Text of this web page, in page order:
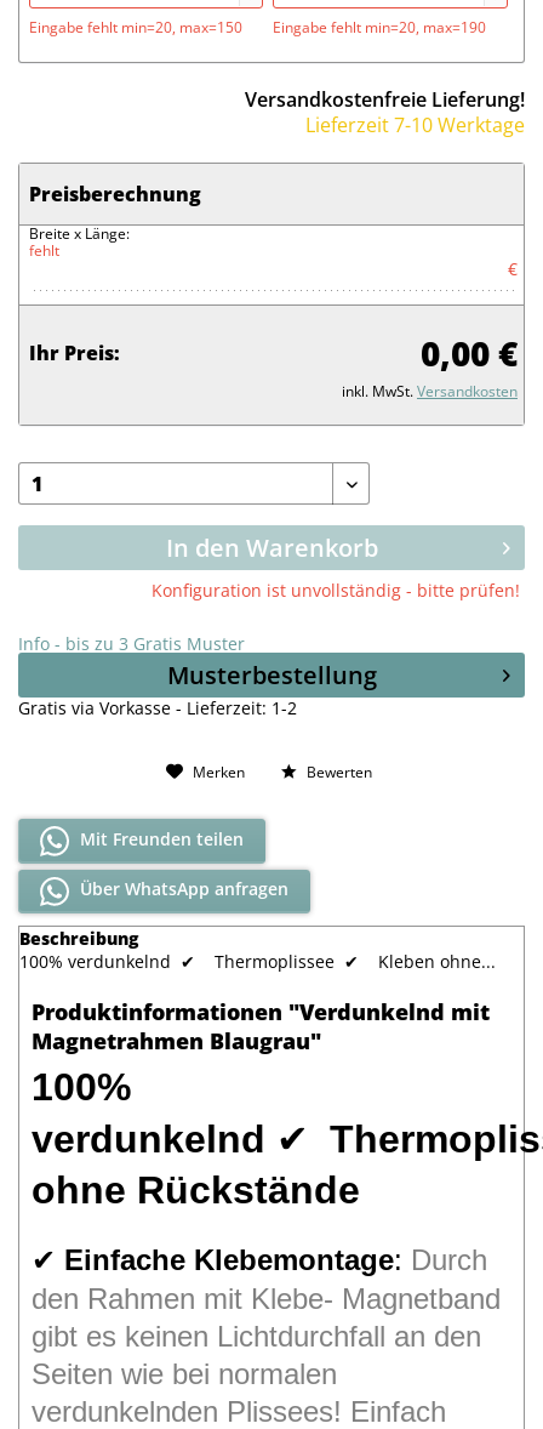
Eingabe fehlt min=20, max=150 Eingabe fehlt min=20, max=190
Versandkostenfreie Lieferung!
Lieferzeit 7-10 Werktage
Preisberechnung
Breite x Länge:
fehlt
€
Ihr Preis: 0,00 €
inkl. MwSt.Versandkosten
In den Warenkorb
Konfiguration ist unvollständig - bitte prüfen!
Musterbestellung
Info - bis zu 3 Gratis Muster
Gratis via Vorkasse - Lieferzeit: 1-2
Merken Bewerten
Mit Freunden teilen
Über WhatsApp anfragen
Beschreibung
100% verdunkelnd ✔ Thermoplissee ✔ Kleben ohne...
Produktinformationen "Verdunkelnd mit
Magnetrahmen Blaugrau"
100%
verdunkelnd ✔
ohne Rückstände
✔ Einfache Klebemontage: Durch
den Rahmen mit Klebe- Magnetband
gibt es keinen Lichtdurchfall an den
Seiten wie bei normalen
verdunkelnden Plissees! Einfach